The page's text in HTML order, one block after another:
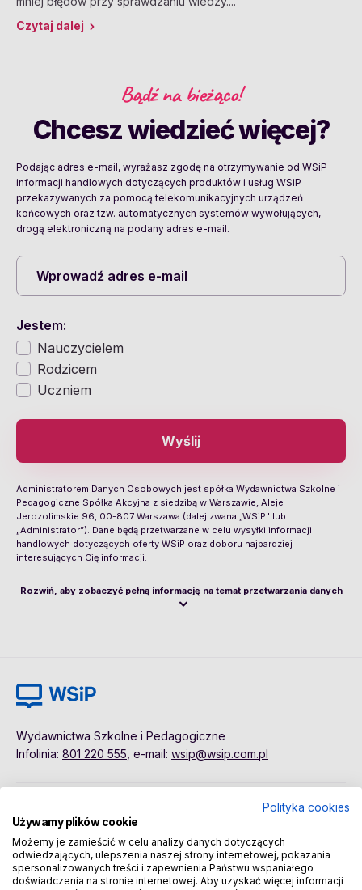
Czytaj dalej
Bądź na bieżąco!
Chcesz wiedzieć więcej?
Podając adres e-mail, wyrażasz zgodę na otrzymywanie od WSiP
informacji handlowych dotyczących produktów i usług WSiP
przekazywanych za pomocą telekomunikacyjnych urządzeń
końcowych oraz tzw. automatycznych systemów wywołujących,
drogą elektroniczną na podany adres e-mail.
Jestem:
Nauczycielem
Rodzicem
Uczniem
Wyślij
Administratorem Danych Osobowych jest spółka Wydawnictwa Szkolne i
Pedagogiczne Spółka Akcyjna z siedzibą w Warszawie, Aleje
Jerozolimskie 96, 00-807 Warszawa (dalej zwana „WSiP" lub
„Administrator”). Dane będą przetwarzane w celu wysyłki informacji
handlowych dotyczących oferty WSiP oraz doboru najbardziej
interesujących Cię informacji.
Rozwiń, aby zobaczyć pełną informację na temat przetwarzania danych
Wydawnictwa Szkolne i Pedagogiczne
Infolinia: 801 220 555 , e-mail: wsip@wsip.com.pl
Dane osobowe
Regulamin
Pierwsze kroki
Sklep
Polityka cookies
Używamy plików cookie
Możemy je zamieścić w celu analizy danych dotyczących
odwiedzających, ulepszenia naszej strony internetowej, pokazania
spersonalizowanych treści i zapewnienia Państwu wspaniałego
doświadczenia na stronie internetowej. Aby uzyskać więcej informacji